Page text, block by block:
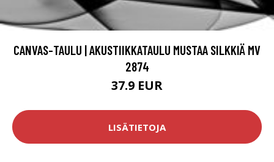
CANVAS-TAULU | AKUSTIIKKATAULU MUSTAA SILKKIÄ MV
2874
37.9 EUR
LISÄTIETOJA